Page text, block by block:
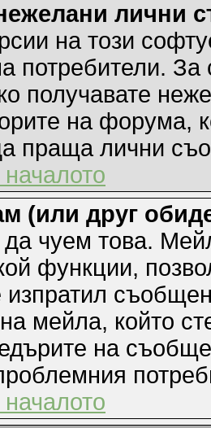
лични
на този
потребители.
получавате
на форума,
праща лични
(или друг
чуем това.
функции,
изпратил
мейла, който
на